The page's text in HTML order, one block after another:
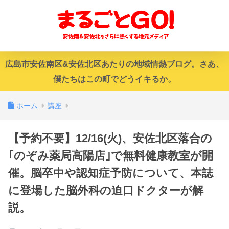
広島市安佐南区&安佐北区あたりの地域情熱ブログ。さあ、
僕たちはこの町でどうイキるか。
ホーム 講座
【予約不要】12/16(火)、安佐北区落合の
｢のぞみ薬局高陽店｣で無料健康教室が開
催。脳卒中や認知症予防について、本誌
に登場した脳外科の迫口ドクターが解
説。